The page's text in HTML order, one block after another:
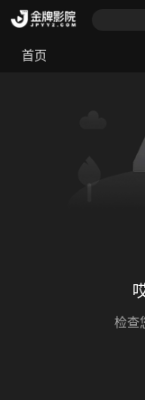
首页
检查